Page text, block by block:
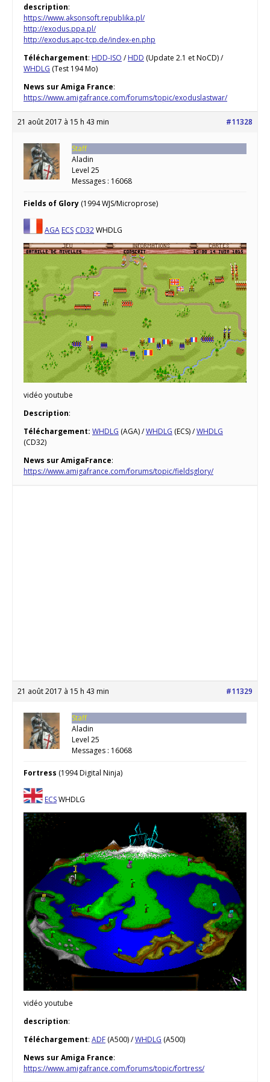
description:
https://www.aksonsoft.republika.pl/
http://exodus.ppa.pl/
http://exodus.apc-tcp.de/index-en.php
Téléchargement: HDD-ISO /HDD (Update 2.1 et NoCD) /
WHDLG (Test 194 Mo)
News sur Amiga France:
https://www.amigafrance.com/forums/topic/exoduslastwar/
21 août 2017 à 15 h 43 min #11328
Staff
Aladin
Level 25
Messages : 16068
Fields of Glory (1994 WJS/Microprose)
AGA ECS CD32WHDLG
vidéo youtube
Description:
Téléchargement: WHDLG (AGA) /WHDLG (ECS) /WHDLG
(CD32)
News sur AmigaFrance:
https://www.amigafrance.com/forums/topic/fieldsglory/
21 août 2017 à 15 h 43 min #11329
Staff
Aladin
Level 25
Messages : 16068
Fortress (1994 Digital Ninja)
ECSWHDLG
vidéo youtube
description:
Téléchargement: ADF (A500) /WHDLG (A500)
News sur Amiga France:
https://www.amigafrance.com/forums/topic/fortress/